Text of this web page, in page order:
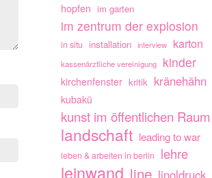
hopfen im garten
im zentrum der explosion
in situ installation interview karton
kassenärztliche vereinigung kinder
kirchenfenster kritik kränehähn
kubakü
kunst im öffentlichen Raum
landschaft leading to war
leben & arbeiten in berlin lehre
leinwand line linoldruck